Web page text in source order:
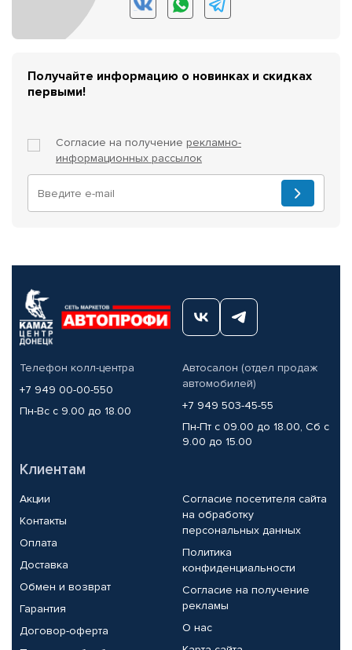
Получайте информацию о новинках и скидках
первыми!
Согласие на получение рекламно-
информационных рассылок
Телефон колл-центра
+7 949 00-00-550
Пн-Вс с 9.00 до 18.00
Автосалон (отдел продаж
автомобилей)
+7 949 503-45-55
Пн-Пт с 09.00 до 18.00, Сб с
9.00 до 15.00
Клиентам
Акции
Контакты
Оплата
Доставка
Обмен и возврат
Гарантия
Договор-оферта
Согласие посетителя сайта
на обработку
персональных данных
Политика
конфиденциальности
Согласие на получение
рекламы
О нас